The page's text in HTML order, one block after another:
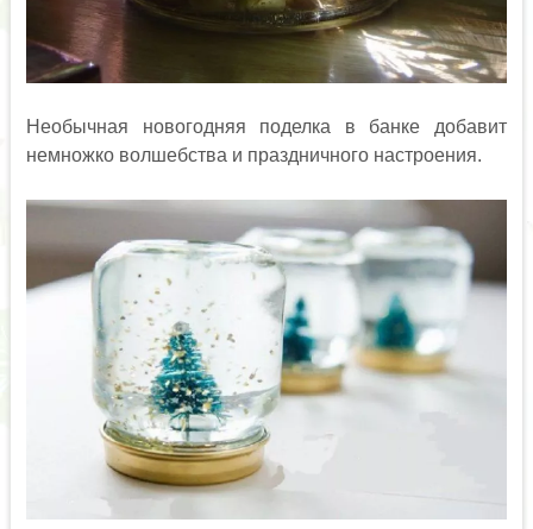
Необычная новогодняя поделка в банке добавит
немножко волшебства и праздничного настроения.